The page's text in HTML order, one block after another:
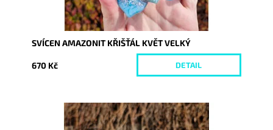
SVÍCEN AMAZONIT KŘIŠŤÁL KVĚT VELKÝ
670 Kč DETAIL
Dostupnost:
Skladem